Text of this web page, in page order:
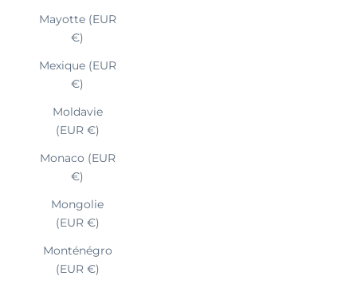
Mayotte (EUR
€)
Mexique (EUR
€)
Moldavie
(EUR €)
Monaco (EUR
€)
Mongolie
(EUR €)
Monténégro
(EUR €)